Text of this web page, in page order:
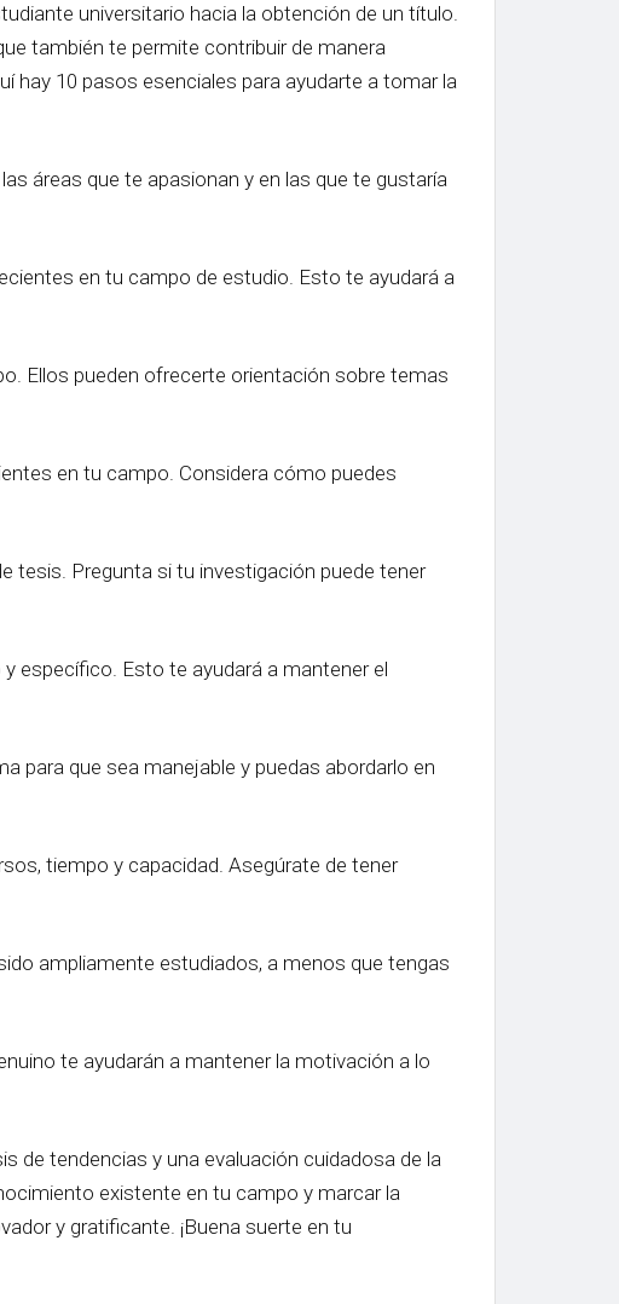
universitario hacia la obtención de un título.
también te permite contribuir de manera
hay 10 pasos esenciales para ayudarte a tomar la
áreas que te apasionan y en las que te gustaría
en tu campo de estudio. Esto te ayudará a
Ellos pueden ofrecerte orientación sobre temas
en tu campo. Considera cómo puedes
tesis. Pregunta si tu investigación puede tener
específico. Esto te ayudará a mantener el
para que sea manejable y puedas abordarlo en
tiempo y capacidad. Asegúrate de tener
ampliamente estudiados, a menos que tengas
te ayudarán a mantener la motivación a lo
de tendencias y una evaluación cuidadosa de la
existente en tu campo y marcar la
y gratificante. ¡Buena suerte en tu